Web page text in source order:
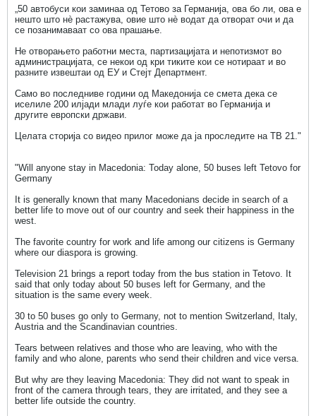
„50 автобуси кои заминаа од Тетово за Германија, ова бо ли, ова е
нешто што нè растажува, овие што нè водат да отворат очи и да
се позанимаваат со ова прашање.
Не отворањето работни места, партизацијата и непотизмот во
администрацијата, се некои од кри тиките кои се нотираат и во
разните извештаи од ЕУ и Стејт Департмент.
Само во последниве години од Македонија се смета дека се
иселиле 200 илјади млади луѓе кои работат во Германија и
другите европски држави.
Целата сторија со видео прилог може да ја проследите на ТВ 21."
"Will anyone stay in Macedonia: Today alone, 50 buses left Tetovo for
Germany
It is generally known that many Macedonians decide in search of a
better life to move out of our country and seek their happiness in the
west.
The favorite country for work and life among our citizens is Germany
where our diaspora is growing.
Television 21 brings a report today from the bus station in Tetovo. It
said that only today about 50 buses left for Germany, and the
situation is the same every week.
30 to 50 buses go only to Germany, not to mention Switzerland, Italy,
Austria and the Scandinavian countries.
Tears between relatives and those who are leaving, who with the
family and who alone, parents who send their children and vice versa.
But why are they leaving Macedonia: They did not want to speak in
front of the camera through tears, they are irritated, and they see a
better life outside the country.